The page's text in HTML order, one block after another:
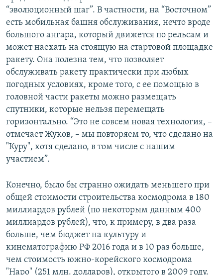
“эволюционный шаг”. В частности, на “Восточном”
есть мобильная башня обслуживания, нечто вроде
большого ангара, который движется по рельсам и
может наехать на стоящую на стартовой площадке
ракету. Она полезна тем, что позволяет
обслуживать ракету практически при любых
погодных условиях, кроме того, с ее помощью в
головной части ракеты можно размещать
спутники, которые нельзя перемещать
горизонтально. “Это не совсем новая технология, –
отмечает Жуков, – мы повторяем то, что сделано на
"Куру", хотя сделано, в том числе с нашим
участием”.
Конечно, было бы странно ожидать меньшего при
общей стоимости строительства космодрома в 180
миллиардов рублей (по некоторым данным 400
миллиардов рублей), что, к примеру, в два раза
больше, чем бюджет на культуру и
кинематографию РФ 2016 года и в 10 раз больше,
чем стоимость южно-корейского космодрома
"Наро" (251 млн. долларов), открытого в 2009 году.